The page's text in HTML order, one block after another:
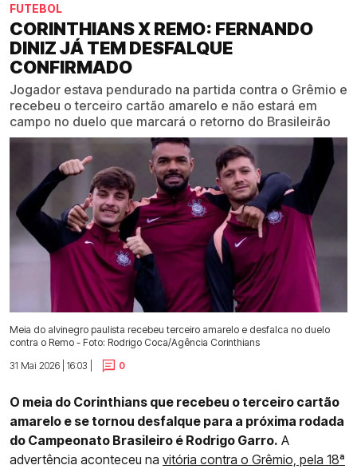
FUTEBOL
CORINTHIANS X REMO: FERNANDO
DINIZ JÁ TEM DESFALQUE
CONFIRMADO
Jogador estava pendurado na partida contra o Grêmio e
recebeu o terceiro cartão amarelo e não estará em
campo no duelo que marcará o retorno do Brasileirão
Meia do alvinegro paulista recebeu terceiro amarelo e desfalca no duelo
contra o Remo - Foto: Rodrigo Coca/Agência Corinthians
31 Mai 2026 | 16:03 |
0
O meia do Corinthians que recebeu o terceiro cartão
amarelo e se tornou desfalque para a próxima rodada
do Campeonato Brasileiro é Rodrigo Garro. A
advertência aconteceu na vitória contra o Grêmio, pela 18ª